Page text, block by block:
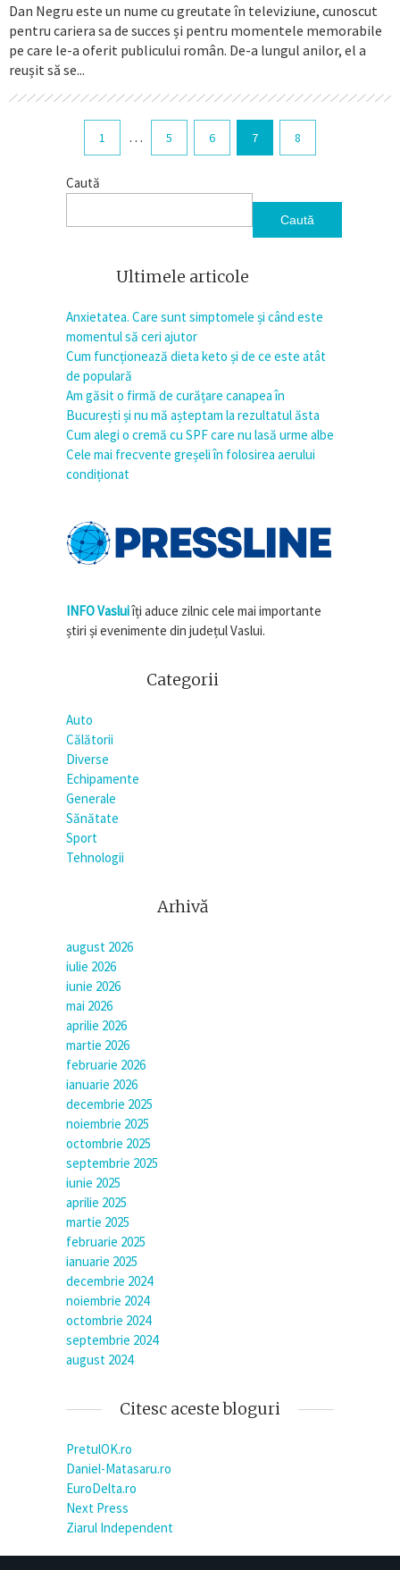
Dan Negru este un nume cu greutate în televiziune, cunoscut
pentru cariera sa de succes și pentru momentele memorabile
pe care le-a oferit publicului român. De-a lungul anilor, el a
reușit să se...
1 … 5 6 7 8
Caută
Caută
Ultimele articole
Anxietatea. Care sunt simptomele și când este
momentul să ceri ajutor
Cum funcționează dieta keto și de ce este atât
de populară
Am găsit o firmă de curățare canapea în
București și nu mă așteptam la rezultatul ăsta
Cum alegi o cremă cu SPF care nu lasă urme albe
Cele mai frecvente greșeli în folosirea aerului
condiționat
INFO Vasluiîți aduce zilnic cele mai importante
știri și evenimente din județul Vaslui.
Categorii
Auto
Călătorii
Diverse
Echipamente
Generale
Sănătate
Sport
Tehnologii
Arhivă
august 2026
iulie 2026
iunie 2026
mai 2026
aprilie 2026
martie 2026
februarie 2026
ianuarie 2026
decembrie 2025
noiembrie 2025
octombrie 2025
septembrie 2025
iunie 2025
aprilie 2025
martie 2025
februarie 2025
ianuarie 2025
decembrie 2024
noiembrie 2024
octombrie 2024
septembrie 2024
august 2024
Citesc aceste bloguri
PretulOK.ro
Daniel-Matasaru.ro
EuroDelta.ro
Next Press
Ziarul Independent